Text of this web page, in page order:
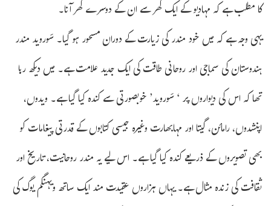
کا مطلب ہے کہ مہادیو کے ایک گھر سے ان کے دوسرے گھر آنا۔
یہی وجہ ہے کہ میں خود مندر کی زیارت کے دوران مسحور ہو گیا۔ سَوروید مندر
ہندوستان کی سماجی اور روحانی طاقت کی ایک جدید علامت ہے۔ میں دیکھ رہا
تھا کہ اس کی دیواروں پر ‘ سَوروید’ خوبصورتی سے کندہ کیا گیا ہے۔ ویدوں،
اپنشدوں، رامائن، گیتا اور مہابھارت وغیرہ جیسی کتابوں کے قدرتی پیغامات کو
بھی تصویروں کے ذریعے کندہ کیا گیا ہے۔ اس لیے یہ مندر روحانیت، تاریخ اور
ثقافت کی زندہ مثال ہے۔ یہاں ہزاروں عقیدت مند ایک ساتھ ویہنگم یوگ کی